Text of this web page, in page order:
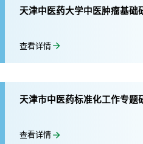
天津中医药大学中医肿瘤基础
查看详情
天津市中医药标准化工作专题
查看详情